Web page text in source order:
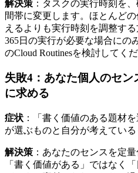
解決策 ：タスクの実行時刻を
間帯に変更します。ほとんど
えるよりも実行時刻を調整す
365日の実行が必要な場合にの
のCloud Routinesを検討してくだ
失敗4：あなた個人のセ
に求める
症状 ：「書く価値のある題材
が選ぶものと自分が考えている
解決策 ：あなたのセンスを定
「書く価値がある」ではなく